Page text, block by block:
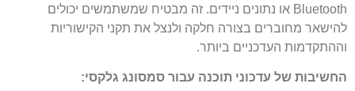
Bluetooth או נתונים ניידים. זה מבטיח שמשתמשים יכולים
להישאר מחוברים בצורה חלקה ולנצל את תקני הקישוריות
וההתקדמות העדכניים ביותר.
החשיבות של עדכוני תוכנה עבור סמסונג גלקסי: